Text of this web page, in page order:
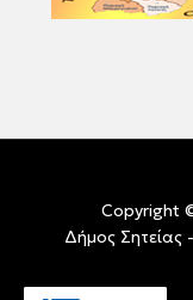
Copyright
Δήμος Σητείας